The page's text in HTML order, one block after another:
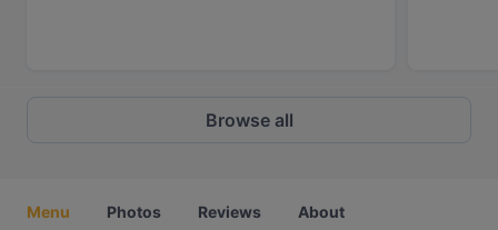
Browse all
Menu Photos Reviews About